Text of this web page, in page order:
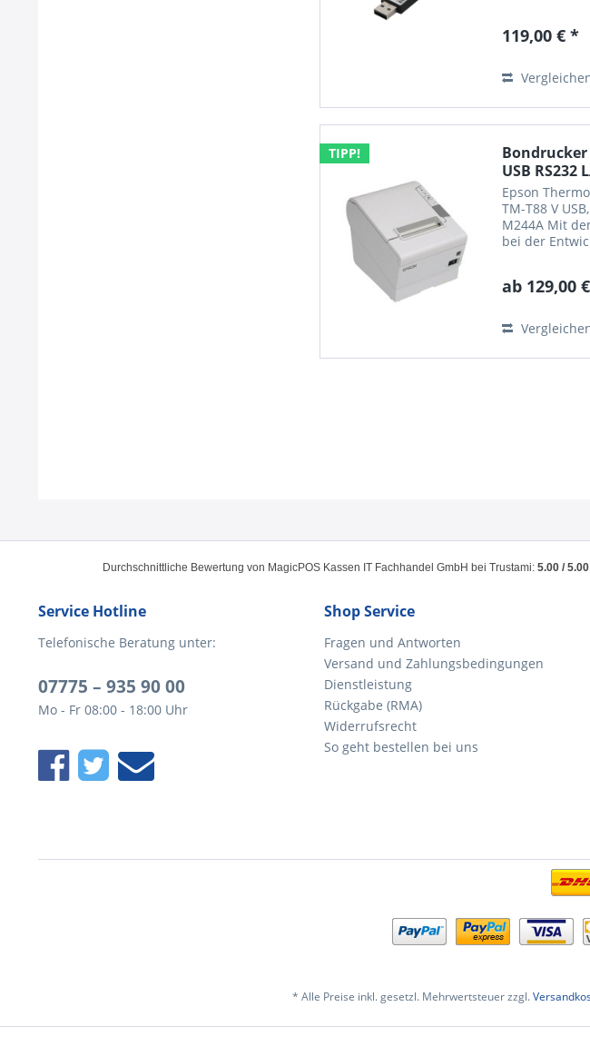
119,00 € *
TIPP!
Bondrucker
USB RS232
Epson
TM-T88 V
M244A Mit
bei der
sind
allem mit
ab 129,00
Durchschnittliche Bewertung von MagicPOS Kassen IT Fachhandel GmbH bei Trustami: 5.00 / 5.00
Service Hotline
Telefonische Beratung unter:
07775 – 935 90 00
Mo - Fr 08:00 - 18:00 Uhr
Shop Service
Fragen und Antworten
Versand und Zahlungsbedingungen
Dienstleistung
Rückgabe (RMA)
Widerrufsrecht
So geht bestellen bei uns
* Alle Preise inkl. gesetzl. Mehrwertsteuer zzgl.